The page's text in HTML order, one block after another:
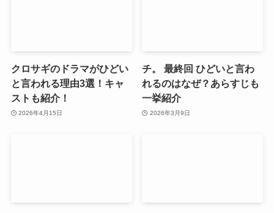
クロサギのドラマがひどい
と言われる理由3選！キャ
ストも紹介！
2026年4月15日
チ。 最終回 ひどいと言わ
れるのはなぜ？あらすじも
一挙紹介
2026年3月9日